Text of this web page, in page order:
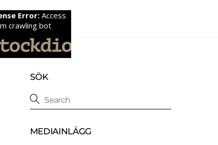
SÖK
MEDIAINLÄGG